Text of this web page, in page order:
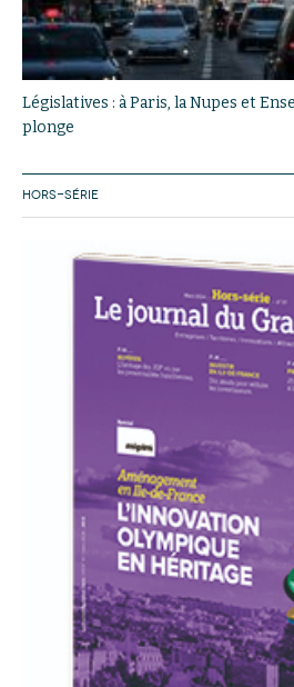
Législatives : à Paris, la Nupes et
plonge
HORS-SÉRIE